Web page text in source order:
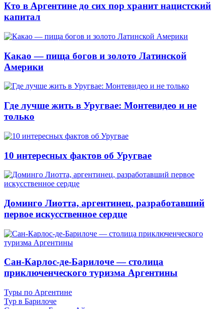
Кто в Аргентине до сих пор хранит нацистский
капитал
Какао — пища богов и золото Латинской
Америки
Где лучше жить в Уругвае: Монтевидео и не
только
10 интересных фактов об Уругвае
Доминго Лиотта, аргентинец, разработавший
первое искусственное сердце
Сан-Карлос-де-Барилоче — столица
приключенческого туризма Аргентины
Туры по Аргентине
Тур в Барилоче